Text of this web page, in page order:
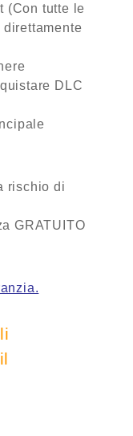
(Con tutte le
DLC
rischio di
GRATUITO